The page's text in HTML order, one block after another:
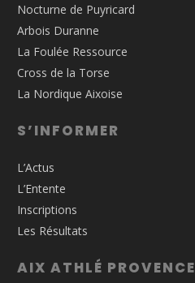
Nocturne de Puyricard
Arbois Duranne
La Foulée Ressource
Cross de la Torse
La Nordique Aixoise
S’INFORMER
L’Actus
L’Entente
Inscriptions
Les Résultats
AIX ATHLÉ PROVENCE